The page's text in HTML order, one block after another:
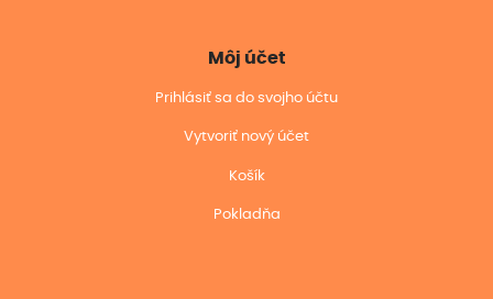
Môj účet
Prihlásiť sa do svojho účtu
Vytvoriť nový účet
Košík
Pokladňa